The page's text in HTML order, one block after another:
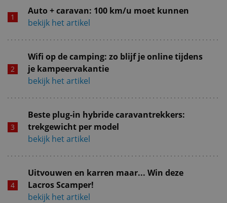
Auto + caravan: 100 km/u moet kunnen
bekijk het artikel
Wifi op de camping: zo blijf je online tijdens
je kampeervakantie
bekijk het artikel
Beste plug-in hybride caravantrekkers:
trekgewicht per model
bekijk het artikel
Uitvouwen en karren maar... Win deze
Lacros Scamper!
bekijk het artikel